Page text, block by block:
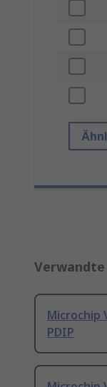
Microchip
PDIP